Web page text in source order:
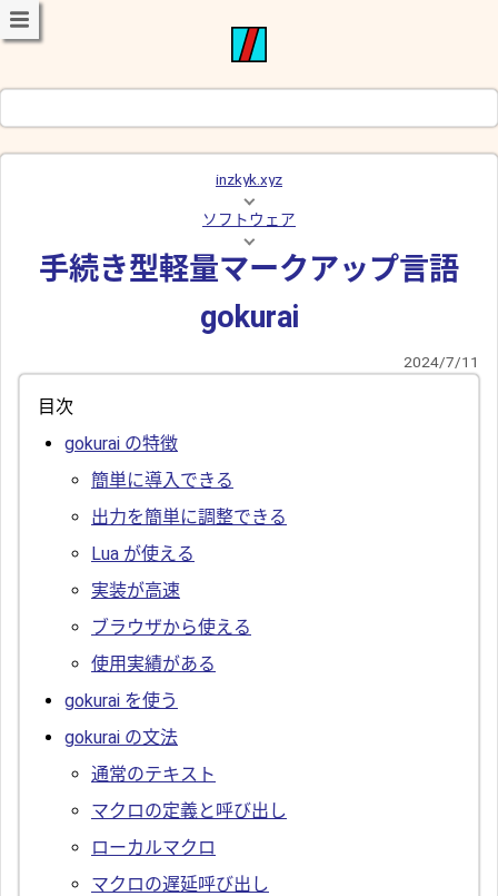
inzkyk.xyz
ソフトウェア
手続き型軽量マークアップ言語
gokurai
2024/7/11
目次
gokurai の特徴
簡単に導入できる
出力を簡単に調整できる
Lua が使える
実装が高速
ブラウザから使える
使用実績がある
gokurai を使う
gokurai の文法
通常のテキスト
マクロの定義と呼び出し
ローカルマクロ
マクロの遅延呼び出し